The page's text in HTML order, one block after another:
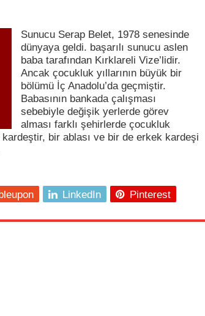
Sunucu Serap Belet, 1978 senesinde
dünyaya geldi. başarılı sunucu aslen
baba tarafından Kırklareli Vize’lidir.
Ancak çocukluk yıllarının büyük bir
bölümü İç Anadolu’da geçmiştir.
Babasının bankada çalışması
sebebiyle değişik yerlerde görev
alması farklı şehirlerde çocukluk
bir ablası ve bir de erkek kardeşi
LinkedIn Pinterest